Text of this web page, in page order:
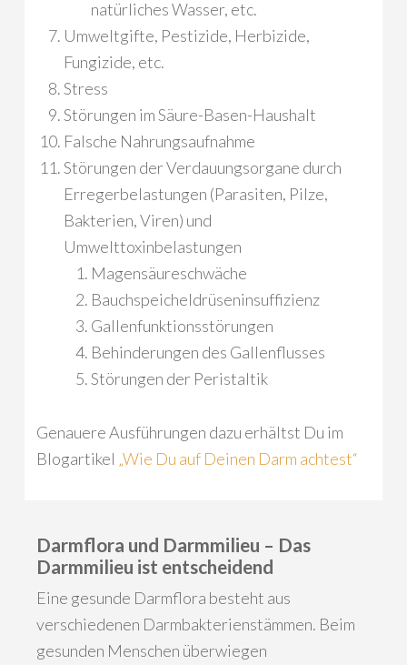
natürliches Wasser, etc.
Umweltgifte, Pestizide, Herbizide,
Fungizide, etc.
Stress
Störungen im Säure-Basen-Haushalt
Falsche Nahrungsaufnahme
Störungen der Verdauungsorgane durch
Erregerbelastungen (Parasiten, Pilze,
Bakterien, Viren) und
Umwelttoxinbelastungen
Magensäureschwäche
Bauchspeicheldrüseninsuffizienz
Gallenfunktionsstörungen
Behinderungen des Gallenflusses
Störungen der Peristaltik
Genauere Ausführungen dazu erhältst Du im
Blogartikel „Wie Du auf Deinen Darm achtest“
Darmflora und Darmmilieu – Das
Darmmilieu ist entscheidend
Eine gesunde Darmflora besteht aus
verschiedenen Darmbakterienstämmen. Beim
gesunden Menschen überwiegen